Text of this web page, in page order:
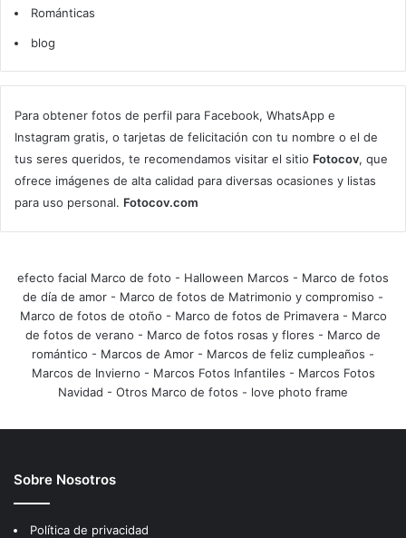
Románticas
blog
Para obtener fotos de perfil para Facebook, WhatsApp e
Instagram gratis, o tarjetas de felicitación con tu nombre o el de
tus seres queridos, te recomendamos visitar el sitio Fotocov, que
ofrece imágenes de alta calidad para diversas ocasiones y listas
para uso personal. Fotocov.com
efecto facial Marco de foto - Halloween Marcos - Marco de fotos
de día de amor - Marco de fotos de Matrimonio y compromiso -
Marco de fotos de otoño - Marco de fotos de Primavera- Marco
de fotos de verano - Marco de fotos rosas y flores - Marco de
romántico - Marcos de Amor - Marcos de feliz cumpleaños -
Marcos de Invierno - Marcos Fotos Infantiles - Marcos Fotos
Navidad - Otros Marco de fotos - love photo frame
Sobre Nosotros
Política de privacidad